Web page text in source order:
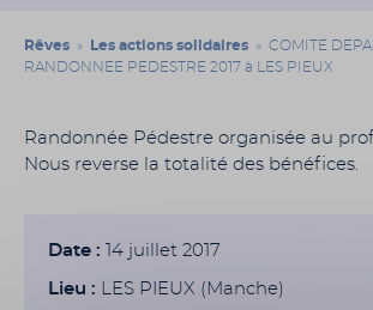
Rêves » Les actions solidaires » COMITE
RANDONNEE PEDESTRE 2017 à LES PIEUX
Randonnée Pédestre organisée au
Nous reverse la totalité des bénéfices.
Date : 14 juillet 2017
Lieu : LES PIEUX (Manche)